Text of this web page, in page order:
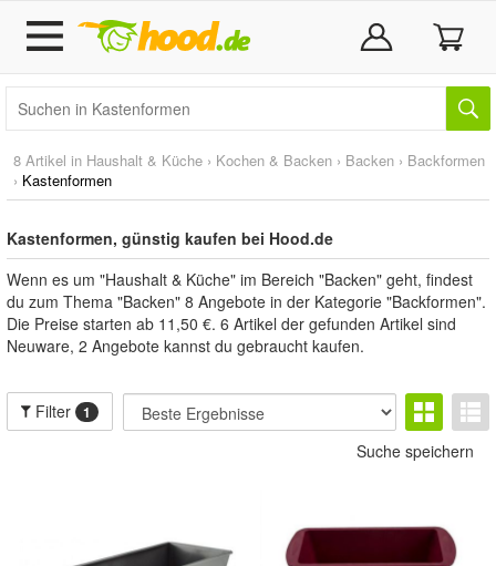
8 Artikel in Haushalt & Küche › Kochen & Backen › Backen › Backformen
› Kastenformen
Kastenformen, günstig kaufen bei Hood.de
Wenn es um "Haushalt & Küche" im Bereich "Backen" geht, findest
du zum Thema "Backen" 8 Angebote in der Kategorie "Backformen".
Die Preise starten ab 11,50 €. 6 Artikel der gefunden Artikel sind
Neuware, 2 Angebote kannst du gebraucht kaufen.
Filter 1
Suche speichern